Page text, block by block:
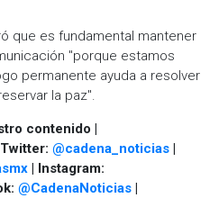
que es fundamental mantener
"porque estamos
permanente ayuda a resolver
la paz".
contenido |
@cadena_noticias |
| Instagram:
@CadenaNoticias |